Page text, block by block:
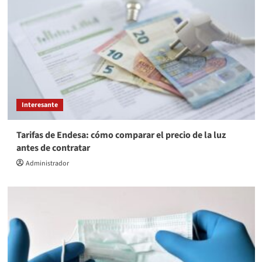
Interesante
Tarifas de Endesa: cómo comparar el precio de la luz
antes de contratar
Administrador